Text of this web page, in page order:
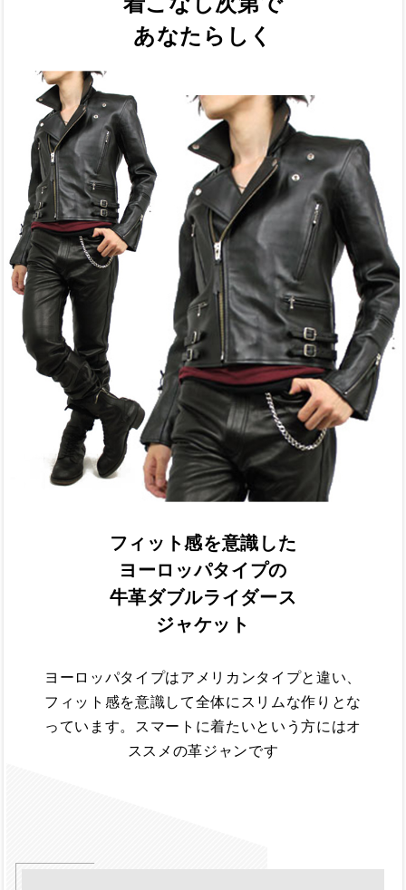
あなたらしく
フィット感を意識した
ヨーロッパタイプの
牛革ダブルライダース
ジャケット
ヨーロッパタイプはアメリカンタイプと違い、
フィット感を意識して全体にスリムな作りとな
っています。スマートに着たいという方にはオ
ススメの革ジャンです